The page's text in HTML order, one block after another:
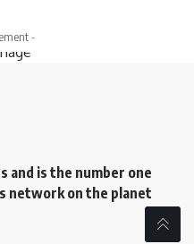
-
and is the number one
network on the planet